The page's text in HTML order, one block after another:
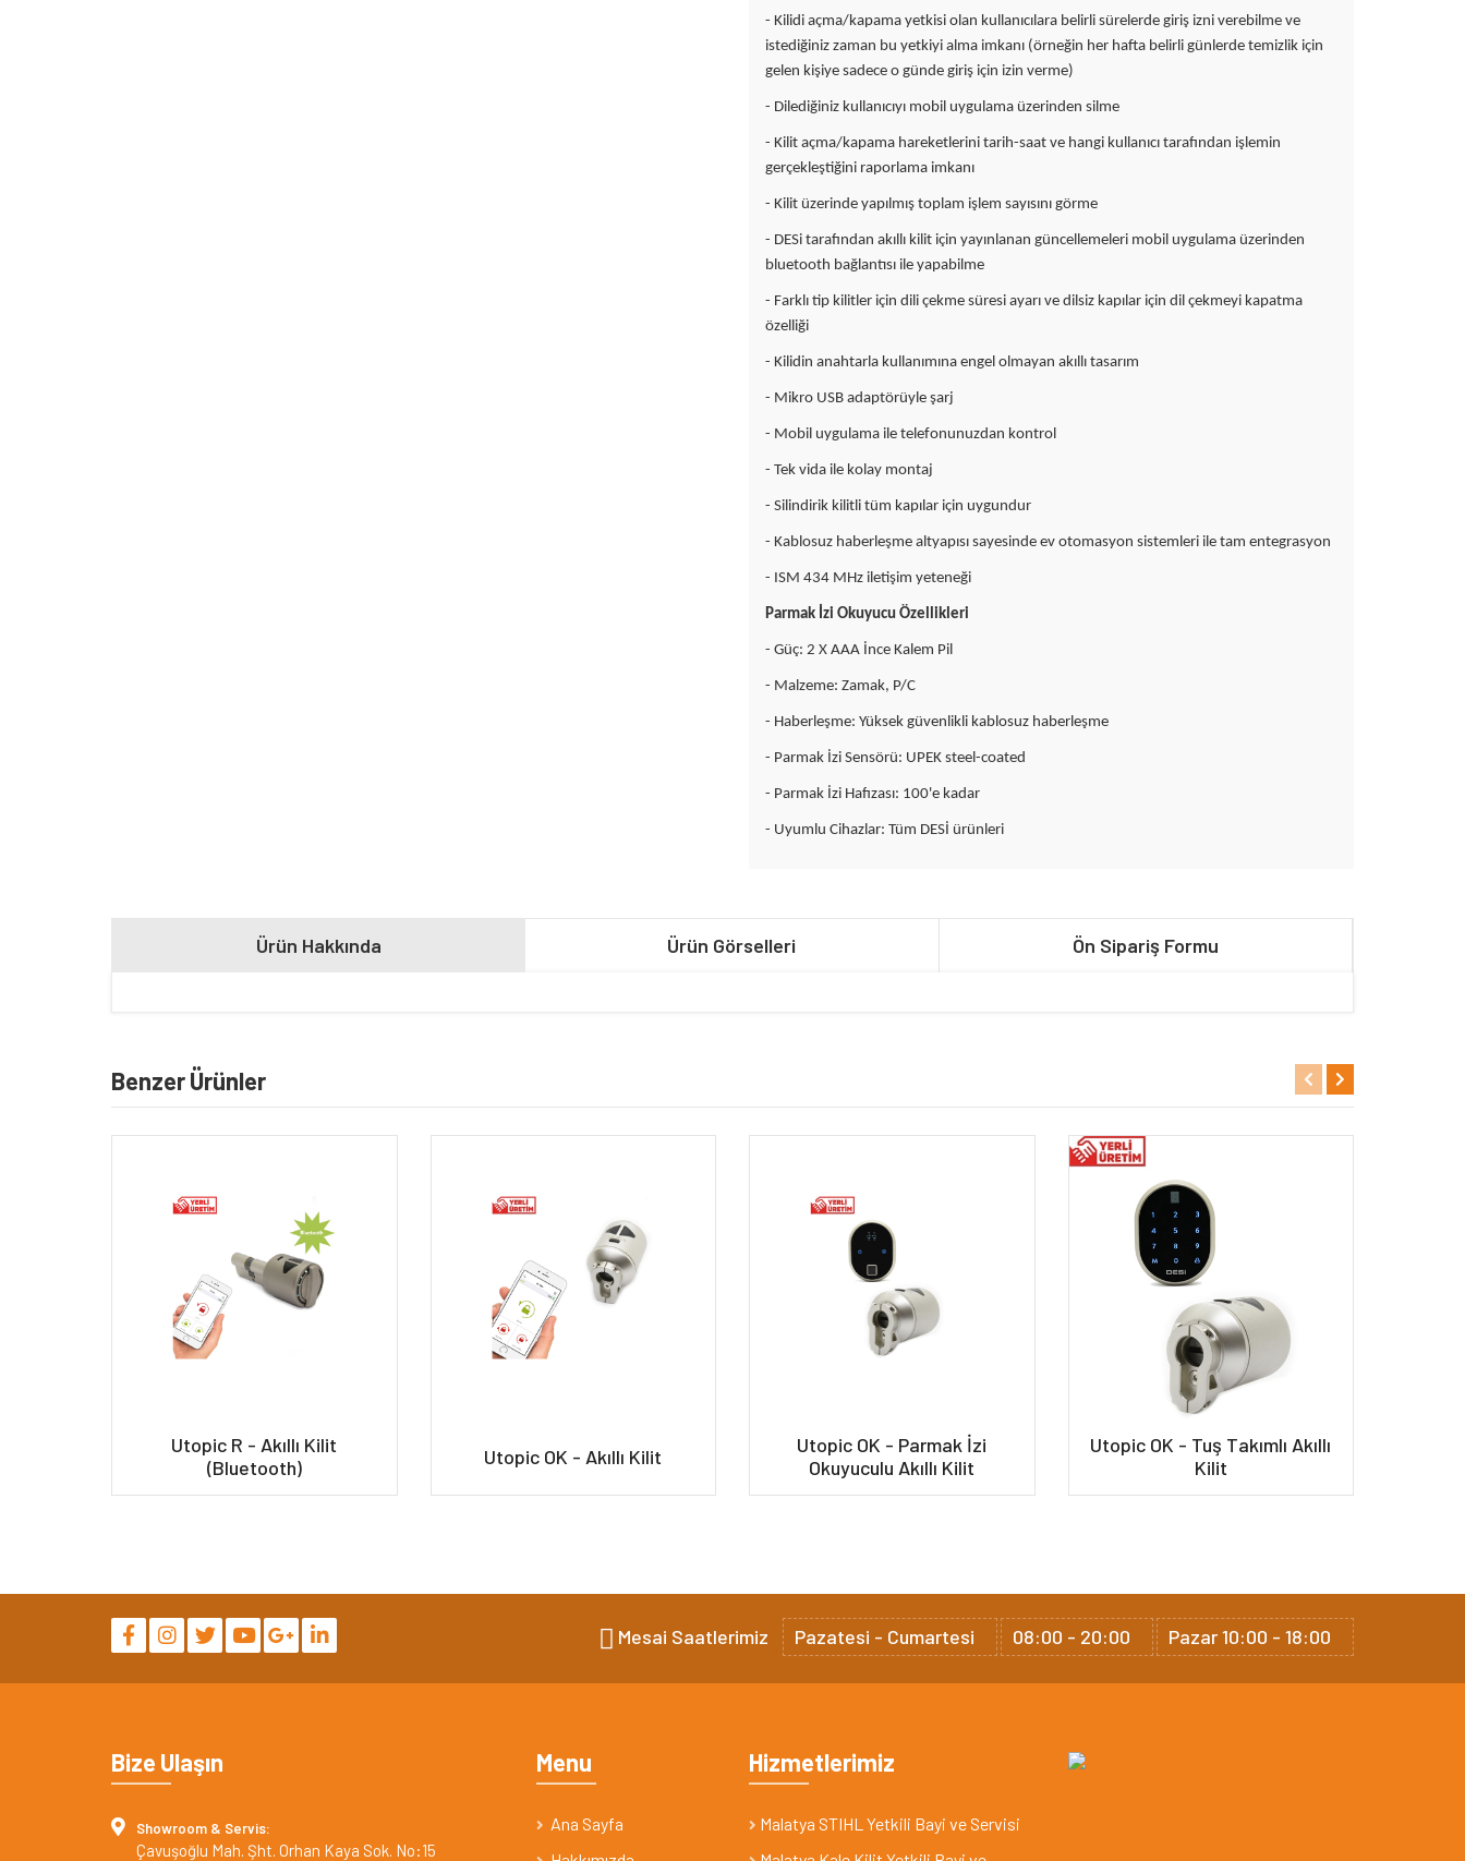
- Kilidi açma/kapama yetkisi olan kullanıcılara belirli sürelerde giriş izni verebilme ve
istediğiniz zaman bu yetkiyi alma imkanı (örneğin her hafta belirli günlerde temizlik için
gelen kişiye sadece o günde giriş için izin verme)
- Dilediğiniz kullanıcıyı mobil uygulama üzerinden silme
- Kilit açma/kapama hareketlerini tarih-saat ve hangi kullanıcı tarafından işlemin
gerçekleştiğini raporlama imkanı
- Kilit üzerinde yapılmış toplam işlem sayısını görme
- DESi tarafından akıllı kilit için yayınlanan güncellemeleri mobil uygulama üzerinden
bluetooth bağlantısı ile yapabilme
- Farklı tip kilitler için dili çekme süresi ayarı ve dilsiz kapılar için dil çekmeyi kapatma
özelliği
- Kilidin anahtarla kullanımına engel olmayan akıllı tasarım
- Mikro USB adaptörüyle şarj
- Mobil uygulama ile telefonunuzdan kontrol
- Tek vida ile kolay montaj
- Silindirik kilitli tüm kapılar için uygundur
- Kablosuz haberleşme altyapısı sayesinde ev otomasyon sistemleri ile tam entegrasyon
- ISM 434 MHz iletişim yeteneği
Parmak İzi Okuyucu Özellikleri
- Güç: 2 X AAA İnce Kalem Pil
- Malzeme: Zamak, P/C
- Haberleşme: Yüksek güvenlikli kablosuz haberleşme
- Parmak İzi Sensörü: UPEK steel-coated
- Parmak İzi Hafızası: 100'e kadar
- Uyumlu Cihazlar: Tüm DESİ ürünleri
Ürün Hakkında Ürün Görselleri Ön Sipariş Formu
Benzer Ürünler
Utopic R - Akıllı Kilit
(Bluetooth)
Utopic OK - Akıllı Kilit
Utopic OK - Parmak İzi
Okuyuculu Akıllı Kilit
Utopic OK - Tuş Takımlı Akıllı
Kilit
Mesai Saatlerimiz Pazatesi - Cumartesi 08:00 - 20:00 Pazar 10:00 - 18:00
Bize Ulaşın
Showroom & Servis:
Çavuşoğlu Mah. Şht. Orhan Kaya Sok. No:15
Menu
Ana Sayfa
Hizmetlerimiz
Malatya STIHL Yetkili Bayi ve Servisi